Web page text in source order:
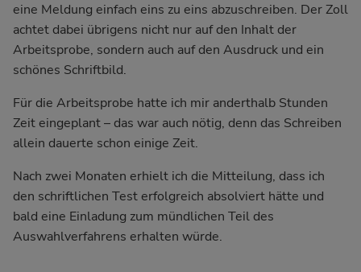
eine Meldung einfach eins zu eins abzuschreiben. Der Zoll
achtet dabei übrigens nicht nur auf den Inhalt der
Arbeitsprobe, sondern auch auf den Ausdruck und ein
schönes Schriftbild.
Für die Arbeitsprobe hatte ich mir anderthalb Stunden
Zeit eingeplant – das war auch nötig, denn das Schreiben
allein dauerte schon einige Zeit.
Nach zwei Monaten erhielt ich die Mitteilung, dass ich
den schriftlichen Test erfolgreich absolviert hätte und
bald eine Einladung zum mündlichen Teil des
Auswahlverfahrens erhalten würde.